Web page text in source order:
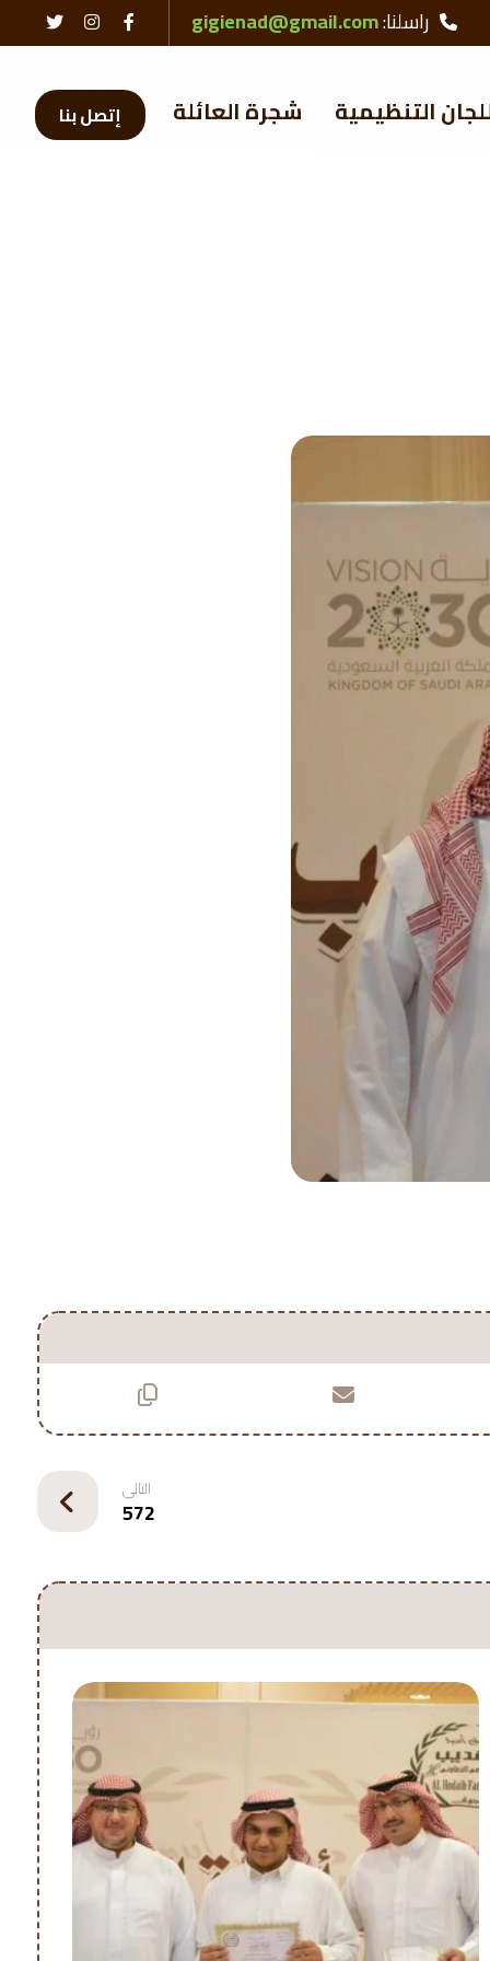
راسلنا:gigienad@gmail.com
إتصل بنا التنظيمية شجرة العائلة
التالي
572